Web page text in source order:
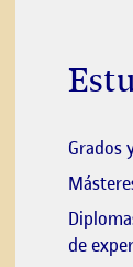
Grados
de